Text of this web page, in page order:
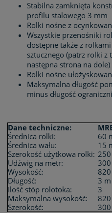
Stabilna zamknięta
profilu stalowego 3 mm
Rolki nośne z
Wszystkie przenośniki
dostępne także z
sztucznego (patrz rolki z
następna strona na dole)
Rolki nośne
Maksymalna długość
minus długość
Dane techniczne:
Średnica rolki:
60
Średnica wału:
15
Szerokość użytkowa rolki:
Udźwig na metr:
Wysokość:
Długość:
3 m
Ilość stóp rolotoka:
3
Maksymalna wysokość:
Szerokość: